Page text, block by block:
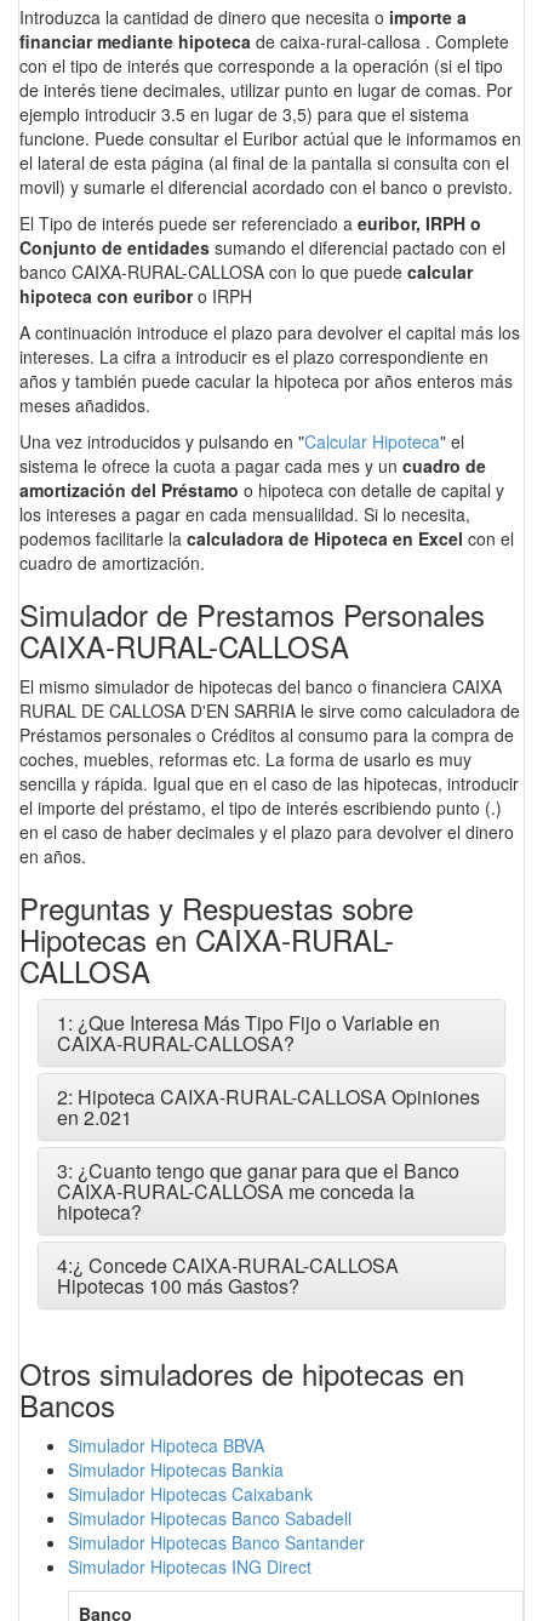
Introduzca la cantidad de dinero que necesita o importe a
financiar mediante hipoteca de caixa-rural-callosa . Complete
con el tipo de interés que corresponde a la operación (si el tipo
de interés tiene decimales, utilizar punto en lugar de comas. Por
ejemplo introducir 3.5 en lugar de 3,5) para que el sistema
funcione. Puede consultar el Euribor actúal que le informamos en
el lateral de esta página (al final de la pantalla si consulta con el
movil) y sumarle el diferencial acordado con el banco o previsto.
El Tipo de interés puede ser referenciado a euribor, IRPH o
Conjunto de entidades sumando el diferencial pactado con el
banco CAIXA-RURAL-CALLOSA con lo que puede calcular
hipoteca con euriboro IRPH
A continuación introduce el plazo para devolver el capital más los
intereses. La cifra a introducir es el plazo correspondiente en
años y también puede cacular la hipoteca por años enteros más
meses añadidos.
Una vez introducidos y pulsando en "Calcular Hipoteca" el
sistema le ofrece la cuota a pagar cada mes y un cuadro de
amortización del Préstamo o hipoteca con detalle de capital y
los intereses a pagar en cada mensualildad. Si lo necesita,
podemos facilitarle la calculadora de Hipoteca en Excel con el
cuadro de amortización.
Simulador de Prestamos Personales
CAIXA-RURAL-CALLOSA
El mismo simulador de hipotecas del banco o financiera CAIXA
RURAL DE CALLOSA D'EN SARRIA le sirve como calculadora de
Préstamos personales o Créditos al consumo para la compra de
coches, muebles, reformas etc. La forma de usarlo es muy
sencilla y rápida. Igual que en el caso de las hipotecas, introducir
el importe del préstamo, el tipo de interés escribiendo punto (.)
en el caso de haber decimales y el plazo para devolver el dinero
en años.
Preguntas y Respuestas sobre
Hipotecas en CAIXA-RURAL-
CALLOSA
1: ¿Que Interesa Más Tipo Fijo o Variable en
CAIXA-RURAL-CALLOSA?
2: Hipoteca CAIXA-RURAL-CALLOSA Opiniones
en 2.021
3: ¿Cuanto tengo que ganar para que el Banco
CAIXA-RURAL-CALLOSA me conceda la
hipoteca?
4:¿ Concede CAIXA-RURAL-CALLOSA
Hipotecas 100 más Gastos?
Otros simuladores de hipotecas en
Bancos
Simulador Hipoteca BBVA
Simulador Hipotecas Bankia
Simulador Hipotecas Caixabank
Simulador Hipotecas Banco Sabadell
Simulador Hipotecas Banco Santander
Simulador Hipotecas ING Direct
Banco